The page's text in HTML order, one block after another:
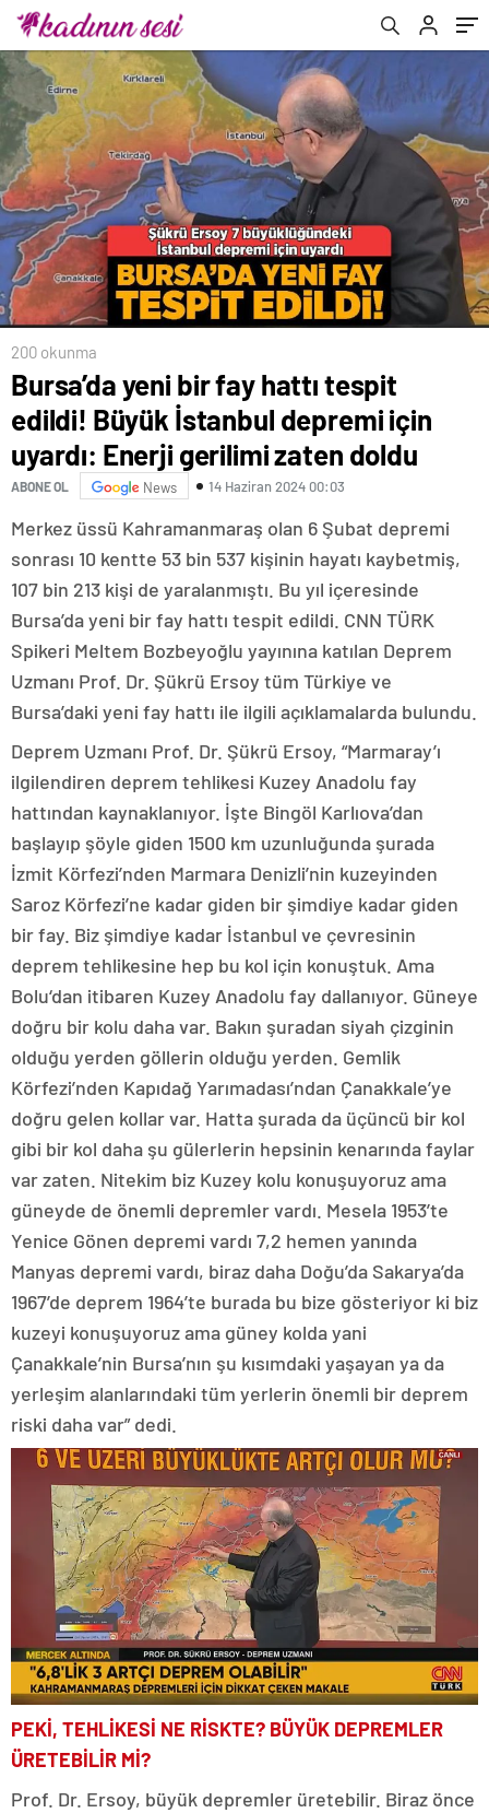
gerilimi zaten doldu
200 okunma
Bursa’da yeni bir fay hattı tespit
edildi! Büyük İstanbul depremi için
uyardı: Enerji gerilimi zaten doldu
ABONE OL News 14 Haziran 2024 00:03
Merkez üssü Kahramanmaraş olan 6 Şubat depremi
sonrası 10 kentte 53 bin 537 kişinin hayatı kaybetmiş,
107 bin 213 kişi de yaralanmıştı. Bu yıl içeresinde
Bursa’da yeni bir fay hattı tespit edildi. CNN TÜRK
Spikeri Meltem Bozbeyoğlu yayınına katılan Deprem
Uzmanı Prof. Dr. Şükrü Ersoy tüm Türkiye ve
Bursa’daki yeni fay hattı ile ilgili açıklamalarda bulundu.
Deprem Uzmanı Prof. Dr. Şükrü Ersoy, “Marmaray’ı
ilgilendiren deprem tehlikesi Kuzey Anadolu fay
hattından kaynaklanıyor. İşte Bingöl Karlıova’dan
başlayıp şöyle giden 1500 km uzunluğunda şurada
İzmit Körfezi’nden Marmara Denizli’nin kuzeyinden
Saroz Körfezi’ne kadar giden bir şimdiye kadar giden
bir fay. Biz şimdiye kadar İstanbul ve çevresinin
deprem tehlikesine hep bu kol için konuştuk. Ama
Bolu‘dan itibaren Kuzey Anadolu fay dallanıyor. Güneye
doğru bir kolu daha var. Bakın şuradan siyah çizginin
olduğu yerden göllerin olduğu yerden. Gemlik
Körfezi’nden Kapıdağ Yarımadası’ndan Çanakkale’ye
doğru gelen kollar var. Hatta şurada da üçüncü bir kol
gibi bir kol daha şu gülerlerin hepsinin kenarında faylar
var zaten. Nitekim biz Kuzey kolu konuşuyoruz ama
güneyde de önemli depremler vardı. Mesela 1953’te
Yenice Gönen depremi vardı 7,2 hemen yanında
Manyas depremi vardı, biraz daha Doğu’da Sakarya’da
1967’de deprem 1964’te burada bu bize gösteriyor ki biz
kuzeyi konuşuyoruz ama güney kolda yani
Çanakkale’nin Bursa’nın şu kısımdaki yaşayan ya da
yerleşim alanlarındaki tüm yerlerin önemli bir deprem
riski daha var” dedi.
PEKİ, TEHLİKESİ NE RİSKTE? BÜYÜK DEPREMLER
ÜRETEBİLİR Mİ?
Prof. Dr. Ersoy, büyük depremler üretebilir. Biraz önce